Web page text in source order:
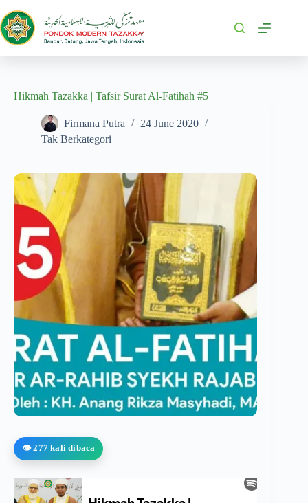
Hikmah Tazakka | Tafsir Surat Al-Fatihah #5
Firmana Putra
24 June 2020
Tak Berkategori
👁️ 277 kali dibaca